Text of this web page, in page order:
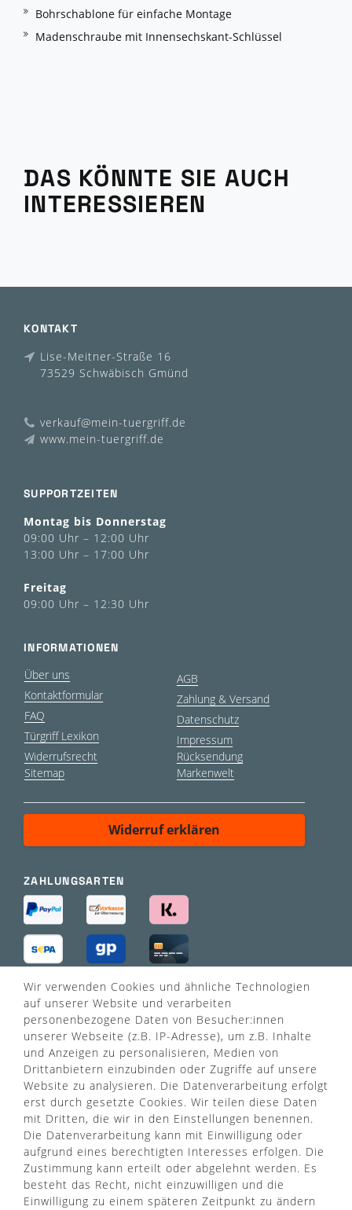
Bohrschablone für einfache Montage
Madenschraube mit Innensechskant-Schlüssel
DAS KÖNNTE SIE AUCH
INTERESSIEREN
KONTAKT
Lise-Meitner-Straße 16
73529 Schwäbisch Gmünd
verkauf@mein-tuergriff.de
www.mein-tuergriff.de
SUPPORTZEITEN
Montag bis Donnerstag
09:00 Uhr – 12:00 Uhr
13:00 Uhr – 17:00 Uhr
Freitag
09:00 Uhr – 12:30 Uhr
INFORMATIONEN
Über uns
Kontaktformular
FAQ
Türgriff Lexikon
Widerrufsrecht
Sitemap
AGB
Zahlung & Versand
Datenschutz
Impressum
Rücksendung
Markenwelt
Widerruf erklären
ZAHLUNGSARTEN
VERSANDART
Wir verwenden Cookies und ähnliche Technologien
auf unserer Website und verarbeiten
personenbezogene Daten von Besucher:innen
unserer Webseite (z.B. IP-Adresse), um z.B. Inhalte
und Anzeigen zu personalisieren, Medien von
Drittanbietern einzubinden oder Zugriffe auf unsere
Website zu analysieren. Die Datenverarbeitung erfolgt
erst durch gesetzte Cookies. Wir teilen diese Daten
mit Dritten, die wir in den Einstellungen benennen.
Die Datenverarbeitung kann mit Einwilligung oder
aufgrund eines berechtigten Interesses erfolgen. Die
Zustimmung kann erteilt oder abgelehnt werden. Es
besteht das Recht, nicht einzuwilligen und die
Einwilligung zu einem späteren Zeitpunkt zu ändern